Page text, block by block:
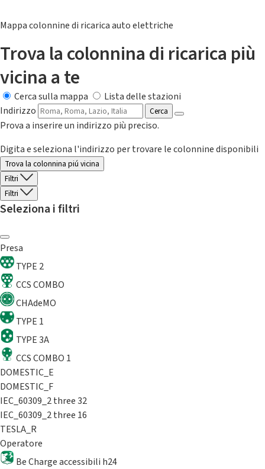
Mappa colonnine di ricarica auto elettriche
Trova la colonnina di ricarica più
vicina a te
Cerca sulla mappa
Lista delle stazioni
Indirizzo
Cerca
Prova a inserire un indirizzo più preciso.
Digita e seleziona l'indirizzo per trovare le colonnine disponibili
Trova la colonnina piú vicina
Filtri
Filtri
Seleziona i filtri
Presa
TYPE 2
CCS COMBO
CHAdeMO
TYPE 1
TYPE 3A
CCS COMBO 1
DOMESTIC_E
DOMESTIC_F
IEC_60309_2 three 32
IEC_60309_2 three 16
TESLA_R
Operatore
Be Charge accessibili h24